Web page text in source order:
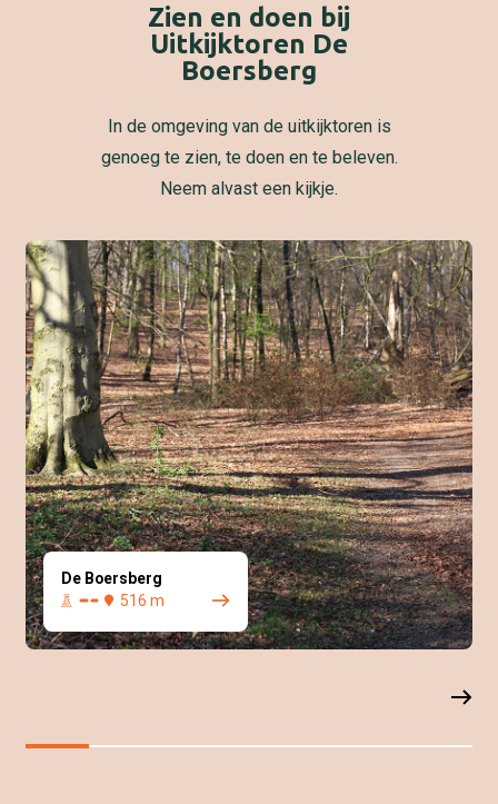
Zien en doen bij
Uitkijktoren De
Boersberg
In de omgeving van de uitkijktoren is
genoeg te zien, te doen en te beleven.
Neem alvast een kijkje.
De Boersberg
516 m